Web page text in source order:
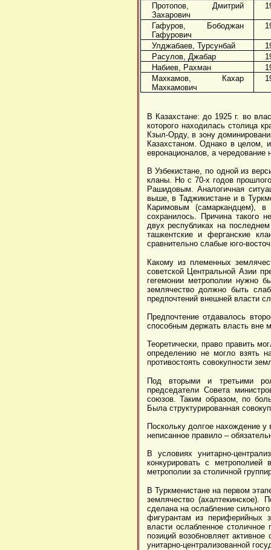
Протопов, Дмитрий
Захарович
Гафуров, Бободжан
Гафурович
Улджабаев, Турсунбай
Расулов, Джабар
Набиев, Рахман
Махкамов, Кахар
Махкамович
В Казахстане: до 1925 г. во
которого находилась столица
Кзыл-Орду, в зону
Казахстаном. Однако в целом,
евронационалов, а чередование
В Узбекистане, по одной из
кланы. Но с 70-х годов
Рашидовым. Аналогичная
выше, в Таджикистане и в
Каримовым (самаркандцем),
сохранилось. Причина такого
двух республиках на
ташкентские и ферганские
сравнительно слабые юго-
Какому из племенных
советской Центральной Азии
гегемонии метрополии нужно
землячество должно быть
предпочтений внешней власти
Предпочтение отдавалось
способным держать власть вне
Теоретически, право править
определению не могло взять
противостоять совокупности
Под вторыми и третьими
председатели Совета
союзов. Таким образом, по
Была структурированная
Поскольку долгое нахождение
неписанное правило –
В условиях унитарно-
конкурировать с
метрополии за столичной
В Туркменистане на первом
землячество
сделана на ослабление
фигурантам из периферийных
власти ослабленное
позиций возобновляет
унитарно-централизованной